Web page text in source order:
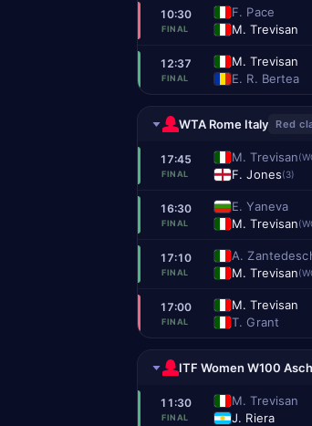
10:30
FINAL
F. Pace
M. Trevisan
12:37
FINAL
M. Trevisan
E. R. Bertea
WTA Rome Italy Red
17:45
FINAL
M. Trevisan
F. Jones(3)
16:30
FINAL
E. Yaneva
M. Trevisan
17:10
FINAL
A.
M. Trevisan
17:00
FINAL
M. Trevisan
T. Grant
ITF Women W100
11:30
FINAL
M. Trevisan
J. Riera